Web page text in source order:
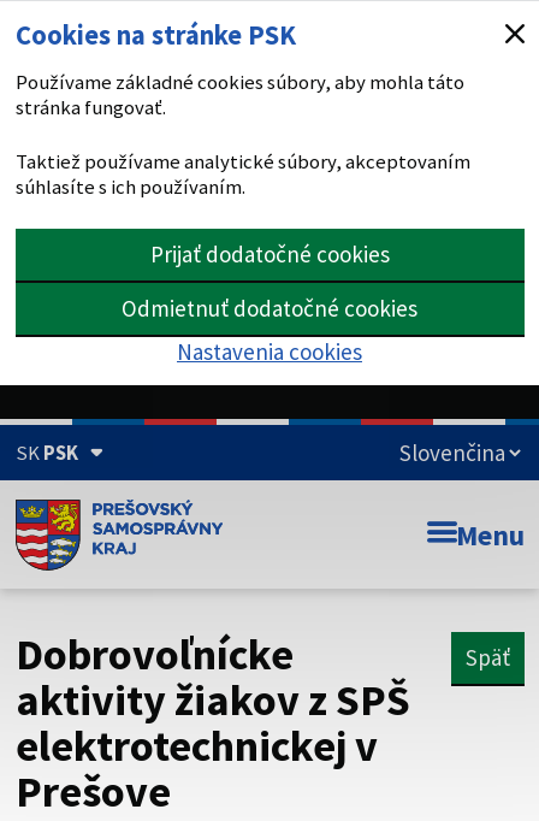
Cookies na stránke PSK
Používame základné cookies súbory, aby mohla táto
stránka fungovať.
Taktiež používame analytické súbory, akceptovaním
súhlasíte s ich používaním.
Prijať dodatočné cookies
Odmietnuť dodatočné cookies
Nastavenia cookies
SKPSK
Doména psk.sk je oficiálna
Toto je oficiálna webová stránka Prešovského
Táto stránka je zabezpečená
Buďte pozorní a vždy sa uistite, že zdieľate informácie iba
cez zabezpečenú webovú stránku. Zabezpečená stránka
vždy začína https:// pred názvom domény webového sídla.
Menu
Dobrovoľnícke
aktivity žiakov z SPŠ
elektrotechnickej v
Prešove
Späť